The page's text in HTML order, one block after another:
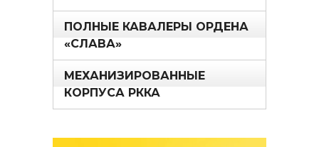
ПОЛНЫЕ КАВАЛЕРЫ ОРДЕНА
«СЛАВА»
МЕХАНИЗИРОВАННЫЕ
КОРПУСА РККА